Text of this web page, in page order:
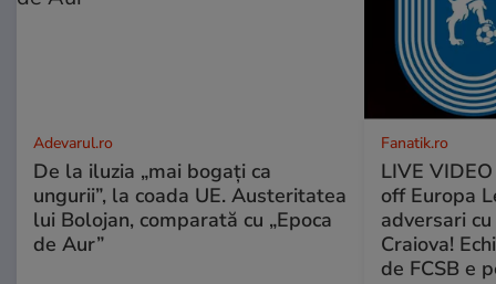
Adevarul.ro
De la iluzia „mai bogați ca
ungurii”, la coada UE. Austeritatea
lui Bolojan, comparată cu „Epoca
de Aur”
Fanatik.ro
LIVE
off Europa
adversari
Craiova!
de FCSB e